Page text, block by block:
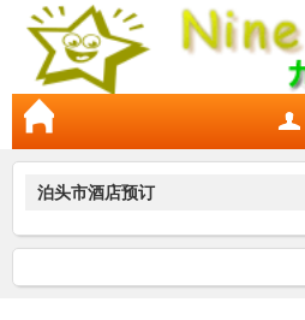
泊头市酒店预订